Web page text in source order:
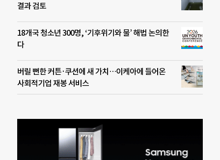
결과 검토
18개국 청소년 300명, ‘기후위기와 물’ 해법 논의한
다
버릴 뻔한 커튼·쿠션에 새 가치…이케아에 들어온
사회적기업 재봉 서비스